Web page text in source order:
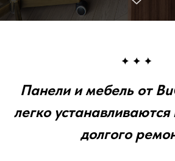
Панели и мебель от
легко
долгого